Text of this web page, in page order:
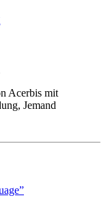
Acerbis mit
Jemand